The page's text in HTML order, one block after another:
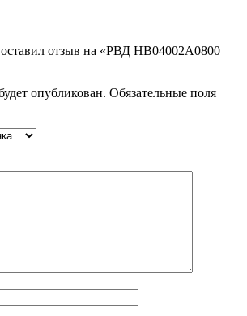
отзыв на «РВД HB04002A0800
опубликован. Обязательные поля